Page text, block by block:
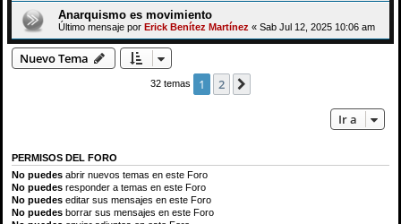
Anarquismo es movimiento
Último mensaje por Erick Benítez Martínez « Sab Jul 12, 2025 10:06 am
Nuevo Tema
32 temas 1 2
Ir a
PERMISOS DEL FORO
No puedes abrir nuevos temas en este Foro
No puedes responder a temas en este Foro
No puedes editar sus mensajes en este Foro
No puedes borrar sus mensajes en este Foro